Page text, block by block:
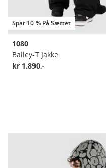
Spar 10 % På Sættet
1080
Bailey-T Jakke
kr 1.890,-